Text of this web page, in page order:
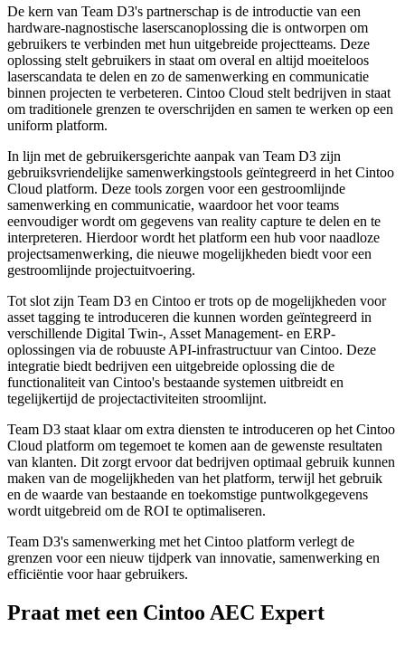
De kern van Team D3's partnerschap is de introductie van een
hardware-nagnostische laserscanoplossing die is ontworpen om
gebruikers te verbinden met hun uitgebreide projectteams. Deze
oplossing stelt gebruikers in staat om overal en altijd moeiteloos
laserscandata te delen en zo de samenwerking en communicatie
binnen projecten te verbeteren. Cintoo Cloud stelt bedrijven in staat
om traditionele grenzen te overschrijden en samen te werken op een
uniform platform.
In lijn met de gebruikersgerichte aanpak van Team D3 zijn
gebruiksvriendelijke samenwerkingstools geïntegreerd in het Cintoo
Cloud platform. Deze tools zorgen voor een gestroomlijnde
samenwerking en communicatie, waardoor het voor teams
eenvoudiger wordt om gegevens van reality capture te delen en te
interpreteren. Hierdoor wordt het platform een hub voor naadloze
projectsamenwerking, die nieuwe mogelijkheden biedt voor een
gestroomlijnde projectuitvoering.
Tot slot zijn Team D3 en Cintoo er trots op de mogelijkheden voor
asset tagging te introduceren die kunnen worden geïntegreerd in
verschillende Digital Twin-, Asset Management- en ERP-
oplossingen via de robuuste API-infrastructuur van Cintoo. Deze
integratie biedt bedrijven een uitgebreide oplossing die de
functionaliteit van Cintoo's bestaande systemen uitbreidt en
tegelijkertijd de projectactiviteiten stroomlijnt.
Team D3 staat klaar om extra diensten te introduceren op het Cintoo
Cloud platform om tegemoet te komen aan de gewenste resultaten
van klanten. Dit zorgt ervoor dat bedrijven optimaal gebruik kunnen
maken van de mogelijkheden van het platform, terwijl het gebruik
en de waarde van bestaande en toekomstige puntwolkgegevens
wordt uitgebreid om de ROI te optimaliseren.
Team D3's samenwerking met het Cintoo platform verlegt de
grenzen voor een nieuw tijdperk van innovatie, samenwerking en
efficiëntie voor haar gebruikers.
Praat met een Cintoo AEC Expert